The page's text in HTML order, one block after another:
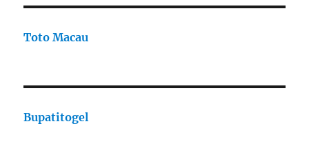
Toto Macau
Bupatitogel